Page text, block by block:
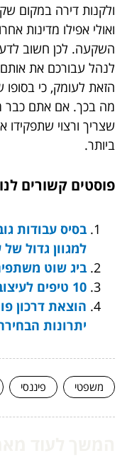
ולקנות דירה במקום
ואולי אפילו מדינות
השקעה. לכן חשוב
לנהל עבורכם את
הזאת לעומק, כי בסופו
מה בכך. אם אתם כבר
שצריך ורצוי שתפקידו
ביותר.
פוסטים קשורים
בסיס עבודות
למגוון גדול
ביג שוט משתפים: 3 סיבות להשקיע
10 טיפים לעיצוב מסחרי בצורה יעילה
הוצאת דרכון
יתרונות
משפטי פיננסי